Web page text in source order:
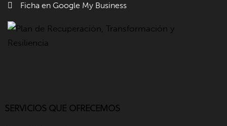
Ficha en Google My Business
SERVICIOS QUE OFRECEMOS